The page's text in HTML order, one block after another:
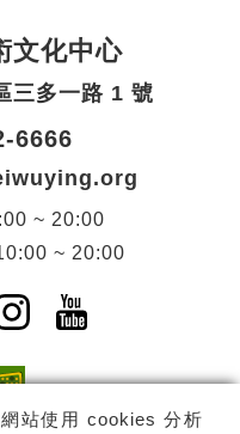
站使用 cookies 分析
文化中心
三多一路 1 號
6666
~ 20:00
~ 20:00
視窗)
)
另開新視窗)
Instagram(另開新視
YouTube(另開